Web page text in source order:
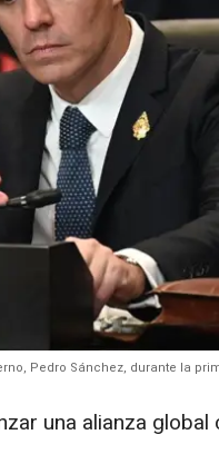
Pedro Sánchez, durante la
una alianza global